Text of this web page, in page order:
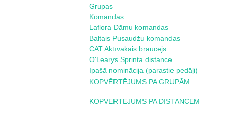
Grupas
Komandas
Laflora Dāmu komandas
Baltais Pusaudžu komandas
CAT Aktīvākais braucējs
O'Learys Sprinta distance
Īpašā nominācija (parastie pedāļi)
KOPVĒRTĒJUMS PA GRUPĀM
KOPVĒRTĒJUMS PA DISTANCĒM